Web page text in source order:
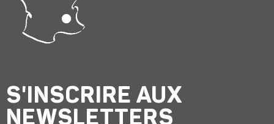
S'INSCRIRE AUX
NEWSLETTERS